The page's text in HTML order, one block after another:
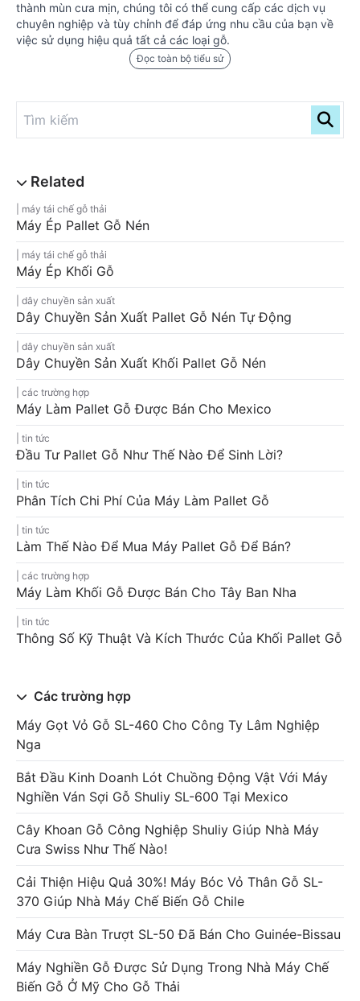
thành mùn cưa mịn, chúng tôi có thể cung cấp các dịch vụ
chuyên nghiệp và tùy chỉnh để đáp ứng nhu cầu của bạn về
việc sử dụng hiệu quả tất cả các loại gỗ.
Đọc toàn bộ tiểu sử
máy tái chế gỗ thải
Máy Ép Pallet Gỗ Nén
máy tái chế gỗ thải
Máy Ép Khối Gỗ
dây chuyền sản xuất
Dây Chuyền Sản Xuất Pallet Gỗ Nén Tự Động
dây chuyền sản xuất
Dây Chuyền Sản Xuất Khối Pallet Gỗ Nén
các trường hợp
Máy Làm Pallet Gỗ Được Bán Cho Mexico
tin tức
Đầu Tư Pallet Gỗ Như Thế Nào Để Sinh Lời?
tin tức
Phân Tích Chi Phí Của Máy Làm Pallet Gỗ
tin tức
Làm Thế Nào Để Mua Máy Pallet Gỗ Để Bán?
các trường hợp
Máy Làm Khối Gỗ Được Bán Cho Tây Ban Nha
tin tức
Thông Số Kỹ Thuật Và Kích Thước Của Khối Pallet Gỗ
Các trường hợp
Máy Gọt Vỏ Gỗ SL-460 Cho Công Ty Lâm Nghiệp
Nga
Bắt Đầu Kinh Doanh Lót Chuồng Động Vật Với Máy
Nghiền Ván Sợi Gỗ Shuliy SL-600 Tại Mexico
Cây Khoan Gỗ Công Nghiệp Shuliy Giúp Nhà Máy
Cưa Swiss Như Thế Nào!
Cải Thiện Hiệu Quả 30%! Máy Bóc Vỏ Thân Gỗ SL-
370 Giúp Nhà Máy Chế Biến Gỗ Chile
Máy Cưa Bàn Trượt SL-50 Đã Bán Cho Guinée-Bissau
Máy Nghiền Gỗ Được Sử Dụng Trong Nhà Máy Chế
Biến Gỗ Ở Mỹ Cho Gỗ Thải